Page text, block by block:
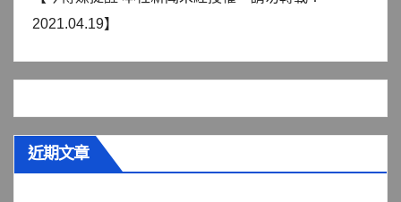
2021.04.19】
近期文章